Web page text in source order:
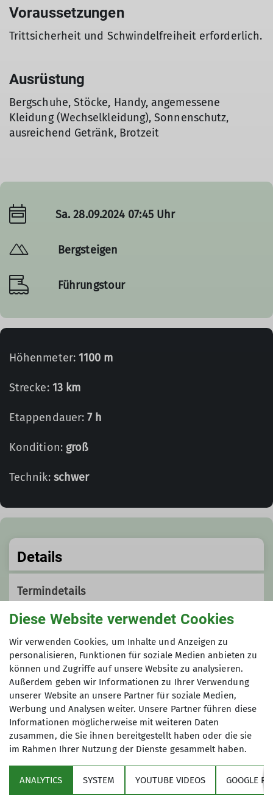
Voraussetzungen
Trittsicherheit und Schwindelfreiheit erforderlich.
Ausrüstung
Bergschuhe, Stöcke, Handy, angemessene
Kleidung (Wechselkleidung), Sonnenschutz,
ausreichend Getränk, Brotzeit
Sa. 28.09.2024 07:45 Uhr
Bergsteigen
Führungstour
Höhenmeter: 1100 m
Strecke: 13 km
Etappendauer:7 h
Kondition: groß
Technik: schwer
Details
Termindetails
Sa. 28.09.2024 07:45 Uhr
Organisation
Dustin
015776343594
dustin@dav-goc.de
Diese Website verwendet Cookies
Wir verwenden Cookies, um Inhalte und Anzeigen zu
personalisieren, Funktionen für soziale Medien anbieten zu
können und Zugriffe auf unsere Website zu analysieren.
Außerdem geben wir Informationen zu Ihrer Verwendung
unserer Website an unsere Partner für soziale Medien,
Werbung und Analysen weiter. Unsere Partner führen diese
Informationen möglicherweise mit weiteren Daten
zusammen, die Sie ihnen bereitgestellt haben oder die sie
im Rahmen Ihrer Nutzung der Dienste gesammelt haben.
ANALYTICS SYSTEM YOUTUBE VIDEOS GOOGLE